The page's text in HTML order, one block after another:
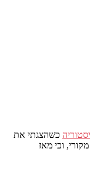
כשהצגתי את
מקורי, וכי מאז